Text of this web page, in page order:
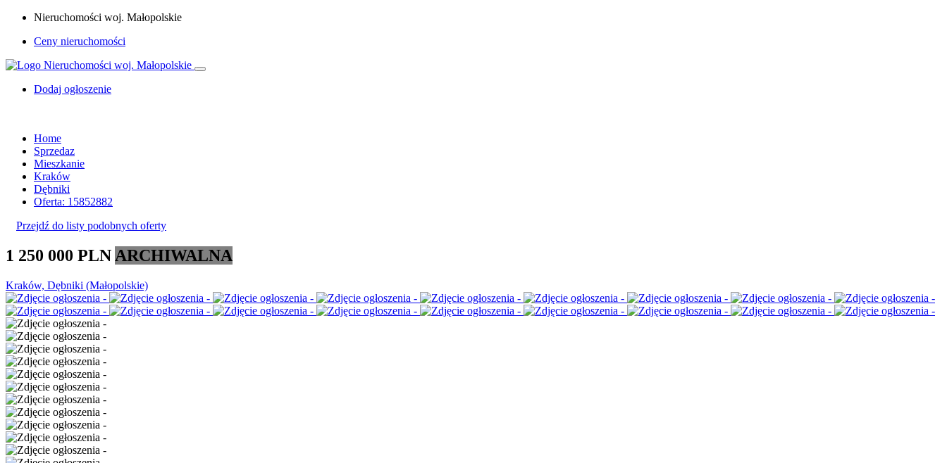
Nieruchomości woj. Małopolskie
Ceny nieruchomości
Dodaj ogłoszenie
Home
Sprzedaz
Mieszkanie
Kraków
Dębniki
Oferta: 15852882
Przejdź do listy podobnych oferty
1 250 000 PLN ARCHIWALNA
Kraków, Dębniki (Małopolskie)